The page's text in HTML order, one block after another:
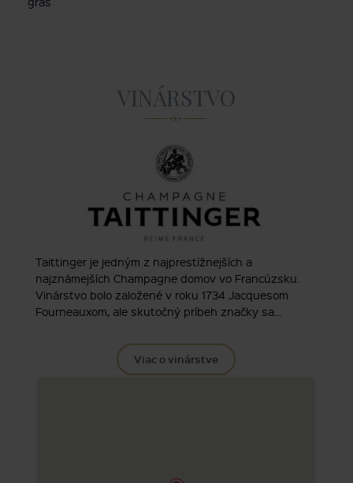
VINÁRSTVO
Taittinger je jedným z najprestížnejších a
najznámejších Champagne domov vo Francúzsku.
Vinárstvo bolo založené v roku 1734 Jacquesom
Fourneauxom, ale skutočný príbeh značky sa...
Viac o vinárstve